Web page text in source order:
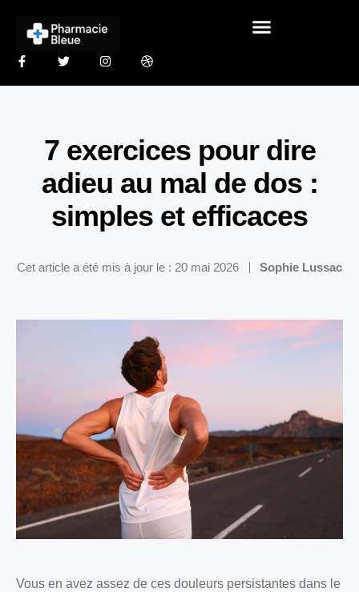
7 exercices pour dire
adieu au mal de dos :
simples et efficaces
Cet article a été mis à jour le : 20 mai 2026 Sophie Lussac
Vous en avez assez de ces douleurs persistantes dans le